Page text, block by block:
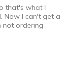
that's what I
Now I can't get a
not ordering